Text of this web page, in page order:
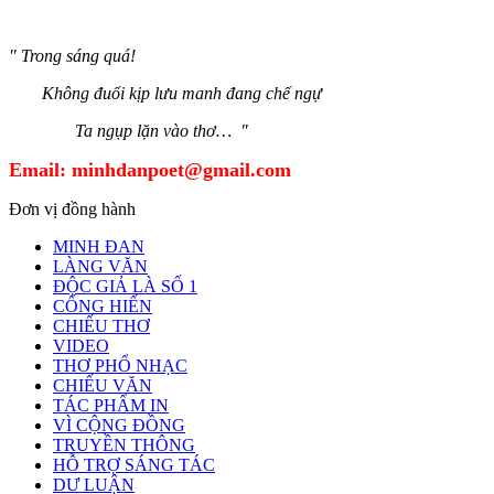
" Trong sáng quá!
Không đuổi kịp lưu manh đang chế ngự
Ta ngụp lặn vào thơ… "
Email: minhdanpoet@gmail.com
Đơn vị đồng hành
MINH ĐAN
LÀNG VĂN
ĐỘC GIẢ LÀ SỐ 1
CỐNG HIẾN
CHIẾU THƠ
VIDEO
THƠ PHỔ NHẠC
CHIẾU VĂN
TÁC PHẨM IN
VÌ CỘNG ĐỒNG
TRUYỀN THÔNG
HỖ TRỢ SÁNG TÁC
DƯ LUẬN